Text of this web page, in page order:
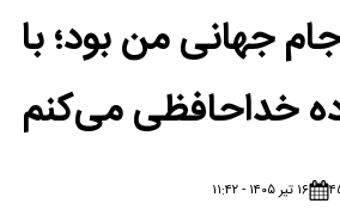
جام جهانی من بود؛ با
خداحافظی می‌کنم
۱۶ تیر ۱۴۰۵ - ۱۱:۴۲